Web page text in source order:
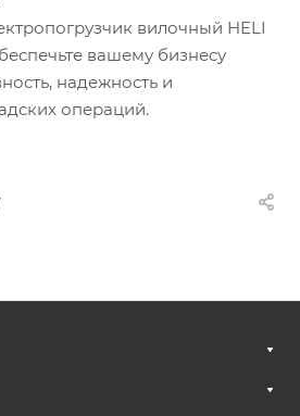
вилочный HELI
вашему бизнесу
надежность и
операций.